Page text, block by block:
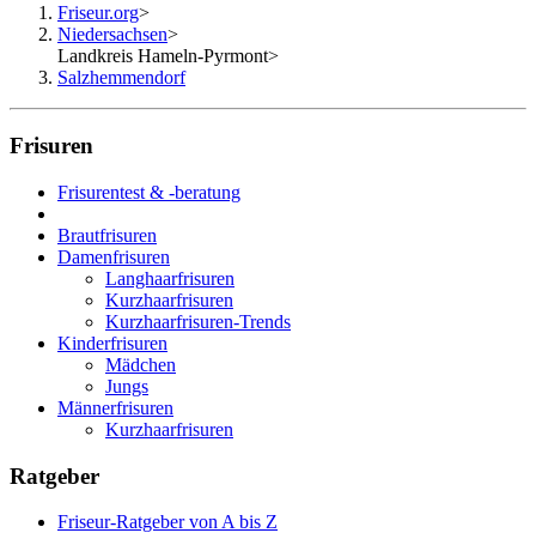
Friseur.org>
Niedersachsen>
Landkreis Hameln-Pyrmont>
Salzhemmendorf
Frisuren
Frisurentest & -beratung
Brautfrisuren
Damenfrisuren
Langhaarfrisuren
Kurzhaarfrisuren
Kurzhaarfrisuren-Trends
Kinderfrisuren
Mädchen
Jungs
Männerfrisuren
Kurzhaarfrisuren
Ratgeber
Friseur-Ratgeber von A bis Z